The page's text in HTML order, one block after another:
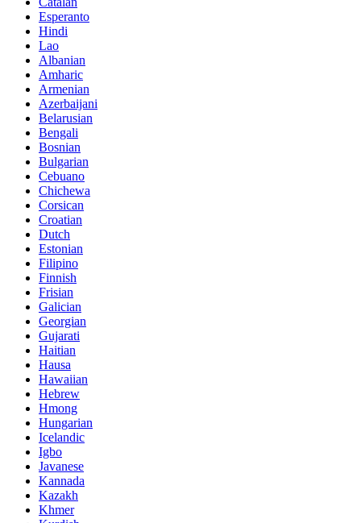
Esperanto
Hindi
Lao
Albanian
Amharic
Armenian
Azerbaijani
Belarusian
Bengali
Bosnian
Bulgarian
Cebuano
Chichewa
Corsican
Croatian
Dutch
Estonian
Filipino
Finnish
Frisian
Galician
Georgian
Gujarati
Haitian
Hausa
Hawaiian
Hebrew
Hmong
Hungarian
Icelandic
Igbo
Javanese
Kannada
Kazakh
Khmer